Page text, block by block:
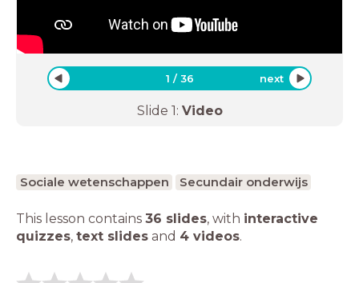
1 /36 next
Slide 1: Video
Sociale wetenschappen Secundair onderwijs
This lesson contains 36 slides, with interactive
quizzes, text slides and 4 videos.